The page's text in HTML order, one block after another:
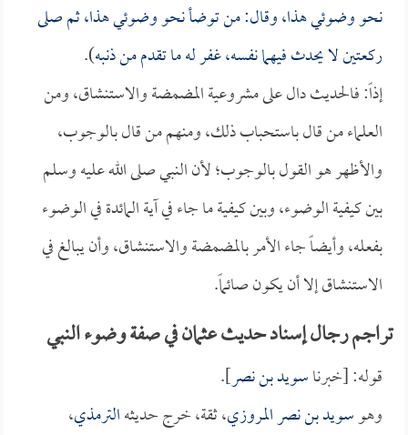
نحو وضوئي هذا، وقال: من توضأ نحو وضوئي هذا، ثم صلى
ركعتين لا يحدث فيهما نفسه، غفر له ما تقدم من ذنبه).
إذاً: فالحديث دال على مشروعية المضمضة والاستنشاق، ومن
العلماء من قال باستحباب ذلك، ومنهم من قال بالوجوب،
والأظهر هو القول بالوجوب؛ لأن النبي صلى الله عليه وسلم
بين كيفية الوضوء، وبين كيفية ما جاء في آية المائدة في الوضوء
بفعله، وأيضاً جاء الأمر بالمضمضة والاستنشاق، وأن يبالغ في
الاستنشاق إلا أن يكون صائماً.
تراجم رجال إسناد حديث عثمان في صفة وضوء النبي
قوله: [خبرناسويد بن نصر].
وهوسويد بن نصر المروزي، ثقة، خرج حديثهالترمذي،